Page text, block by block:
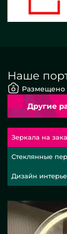
Наше
Размещено
Другие
Зеркала на
Стеклянные
Дизайн